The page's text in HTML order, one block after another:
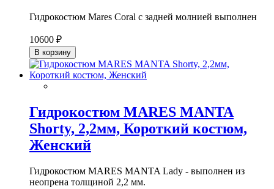
Гидрокостюм Mares Coral с задней молнией выполнен
10600 ₽
В корзину
Гидрокостюм MARES MANTA
Shorty, 2,2мм, Короткий костюм,
Женский
Гидрокостюм MARES MANTA Lady - выполнен из
неопрена толщиной 2,2 мм.